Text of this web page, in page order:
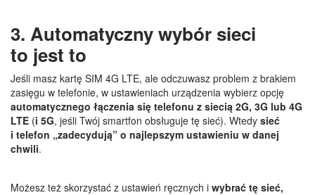
3. Automatyczny wybór sieci
to jest to
Jeśli masz kartę SIM 4G LTE, ale odczuwasz problem z brakiem
zasięgu w telefonie, w ustawieniach urządzenia wybierz opcję
automatycznego łączenia się telefonu z siecią 2G, 3G lub 4G
LTE (i 5G, jeśli Twój smartfon obsługuje tę sieć). Wtedy sieć
i telefon „zadecydują” o najlepszym ustawieniu w danej
chwili.
Możesz też skorzystać z ustawień ręcznych i wybrać tę sieć,